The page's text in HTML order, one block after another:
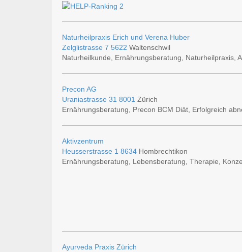
Naturheilpraxis Erich und Verena Huber
Zelglistrasse 7 5622 Waltenschwil
Naturheilkunde, Ernährungsberatung, Naturheilpraxis,
Precon AG
Uraniastrasse 31 8001 Zürich
Ernährungsberatung, Precon BCM Diät, Erfolgreich
Aktivzentrum
Heusserstrasse 1 8634 Hombrechtikon
Ernährungsberatung, Lebensberatung, Therapie,
Ayurveda Praxis Zürich